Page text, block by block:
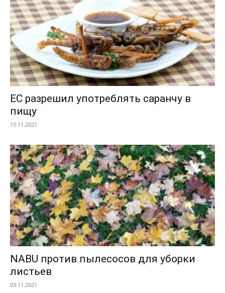
ЕС разрешил употреблять саранчу в
пищу
15.11.2021
NABU против пылесосов для уборки
листьев
03.11.2021